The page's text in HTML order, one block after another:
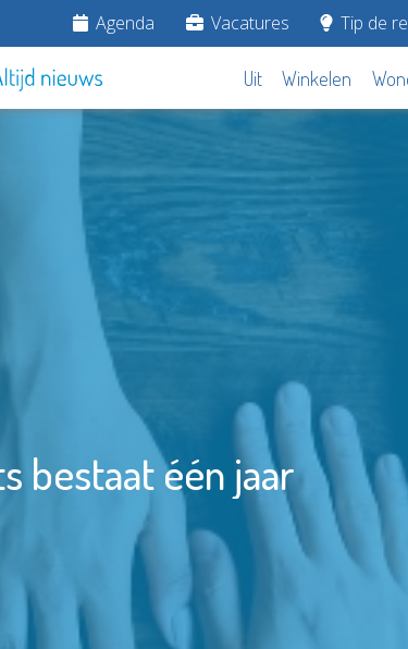
Agenda Vacatures Tip de
Uit Winkelen
bestaat één jaar